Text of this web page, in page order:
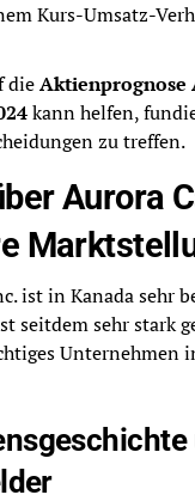
Kurs-Umsatz-
dieAktienprognose
kann helfen,
zu treffen.
Aurora
ist in Kanada sehr
seitdem sehr stark
Unternehmen